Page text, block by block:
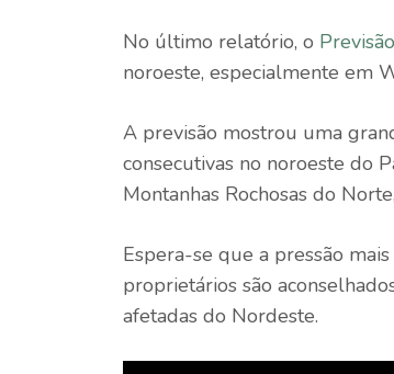
No último relatório, o
noroeste, especialmente em
A previsão mostrou uma
consecutivas no noroeste do
Montanhas Rochosas do
Espera-se que a pressão
proprietários são
afetadas do Nordeste.